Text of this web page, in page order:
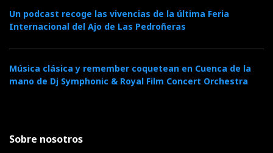
Un podcast recoge las vivencias de la última Feria
Internacional del Ajo de Las Pedroñeras
Música clásica y remember coquetean en Cuenca de la
mano de Dj Symphonic & Royal Film Concert Orchestra
Sobre nosotros